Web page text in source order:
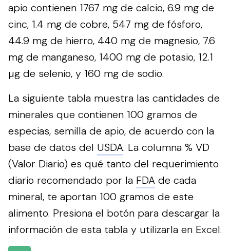
apio contienen 1767 mg de calcio, 6.9 mg de
cinc, 1.4 mg de cobre, 547 mg de fósforo,
44.9 mg de hierro, 440 mg de magnesio, 7.6
mg de manganeso, 1400 mg de potasio, 12.1
µg de selenio, y 160 mg de sodio.
La siguiente tabla muestra las cantidades de
minerales que contienen 100 gramos de
especias, semilla de apio, de acuerdo con la
base de datos del USDA. La columna % VD
(Valor Diario) es qué tanto del requerimiento
diario recomendado por la FDA de cada
mineral, te aportan 100 gramos de este
alimento. Presiona el botón para descargar la
información de esta tabla y utilizarla en Excel.